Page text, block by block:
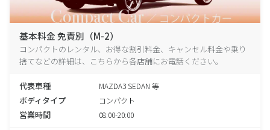
基本料金 免責別（M-2）
コンパクトのレンタル、お得な割引料金、キャンセル料金や乗り
捨てなどの詳細は、こちらから各店舗にお電話ください。
代表車種 MAZDA3 SEDAN 等
ボディタイプ コンパクト
営業時間 08:00-20:00